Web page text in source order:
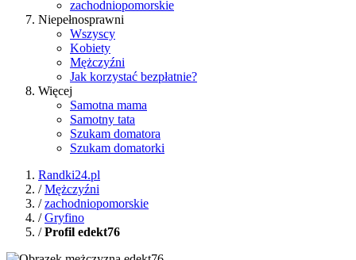
zachodniopomorskie
Niepełnosprawni
Wszyscy
Kobiety
Mężczyźni
Jak korzystać bezpłatnie?
Więcej
Samotna mama
Samotny tata
Szukam domatora
Szukam domatorki
Randki24.pl
/Mężczyźni
/zachodniopomorskie
/Gryfino
/Profil edekt76